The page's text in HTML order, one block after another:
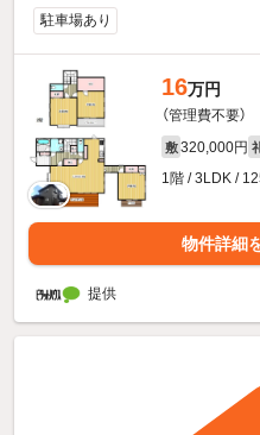
駐車場あり
16万円
（管理費不要）
敷 320,000円
1階 / 3LDK /
物件詳細
提供